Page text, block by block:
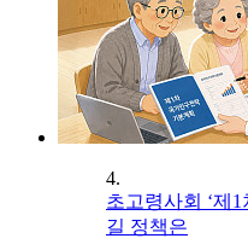
4.
초고령사회 ‘제
길 정책은